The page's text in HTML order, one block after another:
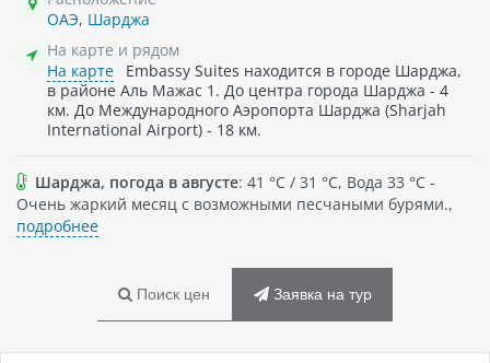
ОАЭ, Шарджа
На карте и рядом
На карте
Embassy Suites находится в городе Шарджа,
в районе Аль Мажас 1. До центра города Шарджа - 4
км. До Международного Аэропорта Шарджа (Sharjah
International Airport) - 18 км.
Шарджа, погода в августе: 41 °C / 31 °C, Вода 33 °C -
Очень жаркий месяц с возможными песчаными бурями.,
подробнее
Поиск цен Заявка на тур